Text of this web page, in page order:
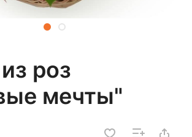
роз
мечты"